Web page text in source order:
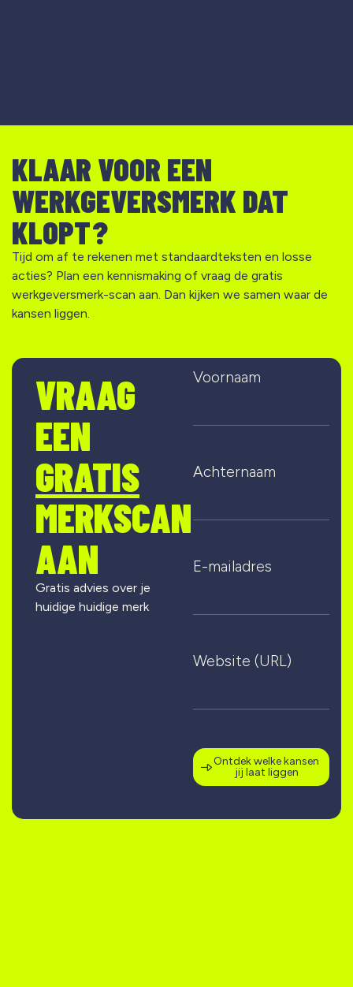
KLAAR VOOR EEN
WERKGEVERSMERK DAT
KLOPT?
Tijd om af te rekenen met standaardteksten en losse
acties? Plan een kennismaking of vraag de gratis
werkgeversmerk-scan aan. Dan kijken we samen waar de
kansen liggen.
VRAAG
EEN
GRATIS
MERKSCAN
AAN
Gratis advies over je
huidige huidige merk
Voornaam
Achternaam
E-mailadres
Website (URL)
Ontdek welke kansen
jij laat liggen